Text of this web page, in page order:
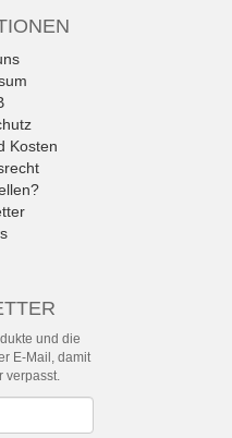
Kosten
und die
E-Mail, damit
verpasst.